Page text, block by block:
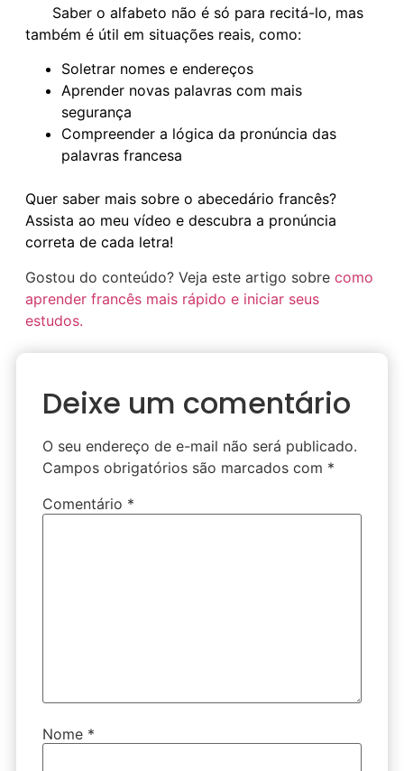
Saber o alfabeto não é só para recitá-lo, mas
também é útil em situações reais, como:
Soletrar nomes e endereços
Aprender novas palavras com mais
segurança
Compreender a lógica da pronúncia das
palavras francesa
Quer saber mais sobre o abecedário francês?
Assista ao meu vídeo e descubra a pronúncia
correta de cada letra!
Gostou do conteúdo? Veja este artigo sobre como
aprender francês mais rápido e iniciar seus
estudos.
Deixe um comentário
O seu endereço de e-mail não será publicado.
Campos obrigatórios são marcados com *
Comentário *
Nome *